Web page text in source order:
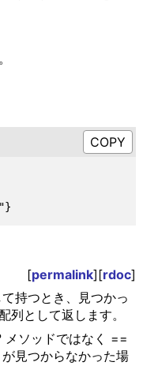
[permalink][rdoc]
持つとき、見つかっ
列として返します。
メソッドではなく ==
見つからなかった場